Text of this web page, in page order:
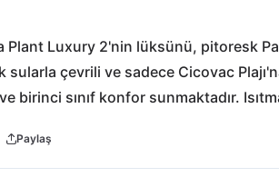
Plant Luxury 2'nin lüksünü, pitoresk
sularla çevrili ve sadece Cicovac
birinci sınıf konfor sunmaktadır.
tadını çıkarın ve sevdiklerinizi
hizmetimizle hiçbir istek
akşam yemeği veya canlı
Paylaş